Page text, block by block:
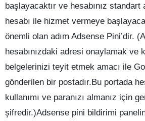
başlayacaktır ve hesabınız standart
hesabı ile hizmet vermeye
önemli olan adım Adsense Pini’dir.
hesabınızdaki adresi onaylamak ve
belgelerinizi teyit etmek amacı ile
gönderilen bir postadır.Bu portada
kullanımı ve paranızı almanız için
şifredir.)Adsense pini bildirimi